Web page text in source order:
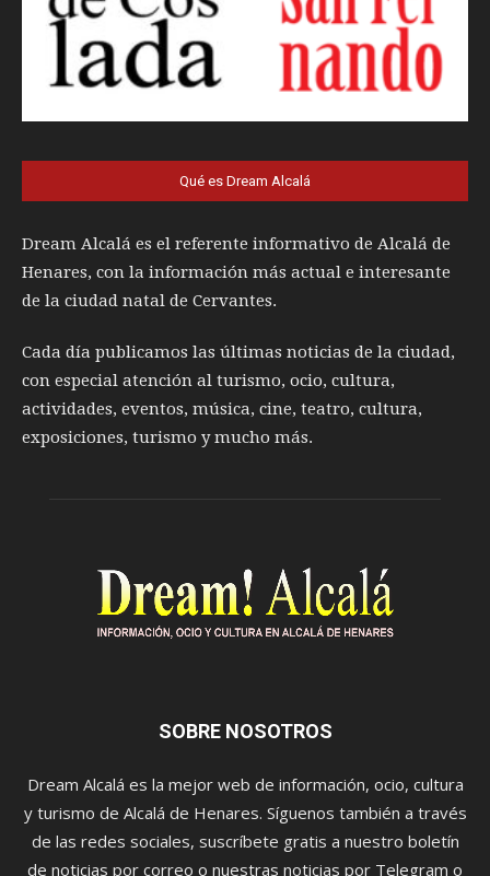
Qué es Dream Alcalá
Dream Alcalá es el referente informativo de Alcalá de
Henares, con la información más actual e interesante
de la ciudad natal de Cervantes.
Cada día publicamos las últimas noticias de la ciudad,
con especial atención al turismo, ocio, cultura,
actividades, eventos, música, cine, teatro, cultura,
exposiciones, turismo y mucho más.
SOBRE NOSOTROS
Dream Alcalá es la mejor web de información, ocio, cultura
y turismo de Alcalá de Henares. Síguenos también a través
de las redes sociales, suscríbete gratis a nuestro boletín
de noticias por correo o nuestras noticias por Telegram o